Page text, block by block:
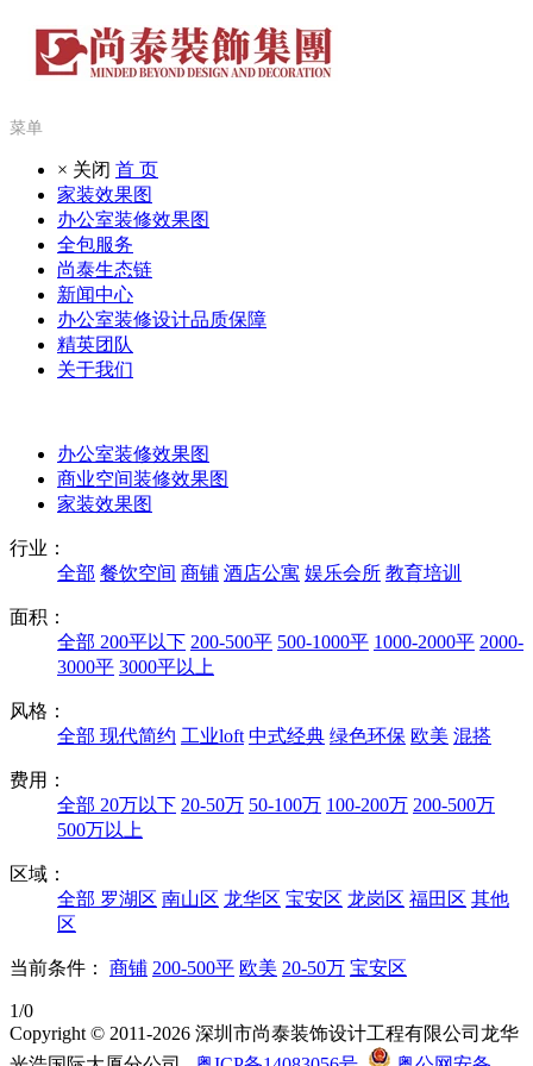
菜单
× 关闭 首 页
家装效果图
办公室装修效果图
全包服务
尚泰生态链
新闻中心
办公室装修设计品质保障
精英团队
关于我们
办公室装修效果图
商业空间装修效果图
家装效果图
行业：
全部 餐饮空间 商铺 酒店公寓 娱乐会所 教育培训
面积：
全部 200平以下 200-500平 500-1000平 1000-2000平 2000-
3000平 3000平以上
风格：
全部 现代简约 工业loft 中式经典 绿色环保 欧美 混搭
费用：
全部 20万以下 20-50万 50-100万 100-200万 200-500万
500万以上
区域：
全部 罗湖区 南山区 龙华区 宝安区 龙岗区 福田区 其他
区
当前条件： 商铺 200-500平 欧美 20-50万 宝安区
1/0
Copyright © 2011-2026 深圳市尚泰装饰设计工程有限公司龙华